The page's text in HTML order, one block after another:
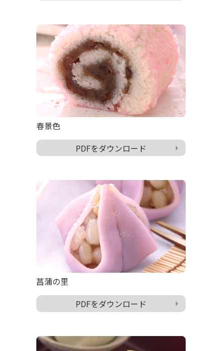
春景色
PDFをダウンロード
菖蒲の里
PDFをダウンロード